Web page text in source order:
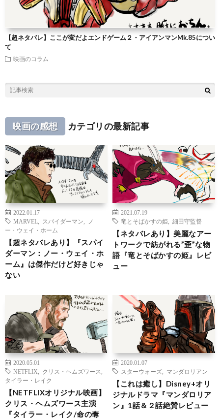
【超ネタバレ】ここが変だよエンドゲーム２・アイアンマンMk.85につい
て
映画のコラム
映画の感想 カテゴリの最新記事
2022.01.17
MARVEL
スパイダーマン
ノ
ー・ウェイ・ホーム
【超ネタバレあり】『スパイ
ダーマン：ノー・ウェイ・ホ
ーム』は傑作だけど好きじゃ
ない
2021.07.19
竜とそばかすの姫
細田守監督
【ネタバレあり】美麗なアー
トワークで紡がれる”歪”な物
語『竜とそばかすの姫』レビ
ュー
2020.05.01
NETFLIX
クリス・ヘムズワース
タイラー・レイク
【NETFLIXオリジナル映画】
クリス・ヘムズワース主演
『タイラー・レイク/命の奪
2020.01.07
スターウォーズ
マンダロリアン
【これは癒し】Disney+オリ
ジナルドラマ『マンダロリア
ン』1話＆２話絶賛レビュー